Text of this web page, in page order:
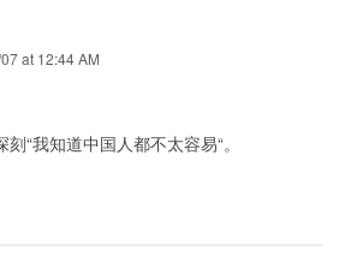
at 12:44 AM
“我知道中国人都不太容易“。